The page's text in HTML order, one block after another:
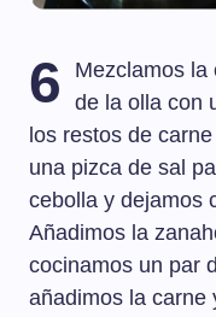
6
Mezclamos la
de la olla con
los restos de
una pizca de sal
cebolla y dejamos
Añadimos la
cocinamos un par
añadimos la carne